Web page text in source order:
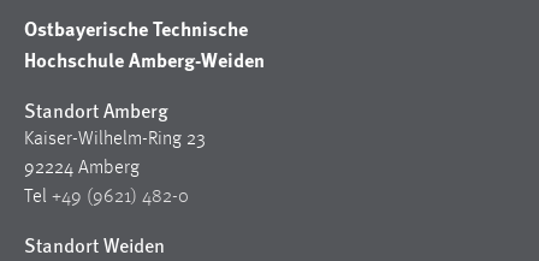
Ostbayerische Technische
Hochschule Amberg-Weiden
Standort Amberg
Kaiser-Wilhelm-Ring 23
92224 Amberg
Tel +49 (9621) 482-0
Standort Weiden